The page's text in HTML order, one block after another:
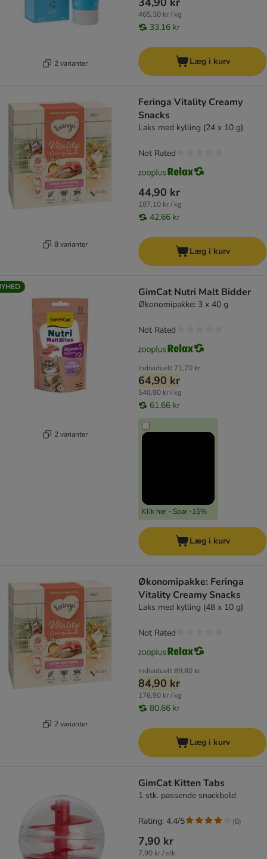
2 varianter
465,30 kr / kg
33,16 kr
Læg i kurv
8 varianter
Feringa Vitality Creamy
Snacks
Laks med kylling (24 x 10 g)
44,90 kr
187,10 kr / kg
42,66 kr
Not Rated
Læg i kurv
2 varianter
GimCat Nutri Malt Bidder
Økonomipakke: 3 x 40 g
Individuelt 71,70 kr
64,90 kr
540,80 kr / kg
61,66 kr
Klik her - Spar -15%
Not Rated
Læg i kurv
2 varianter
Økonomipakke: Feringa
Vitality Creamy Snacks
Laks med kylling (48 x 10 g)
Individuelt89,80 kr
84,90 kr
176,90 kr / kg
80,66 kr
Not Rated
Læg i kurv
GimCat Kitten Tabs
1 stk. passende snackbold
7,90 kr
7,90 kr / stk.
Rating: 4.4/5 (8)